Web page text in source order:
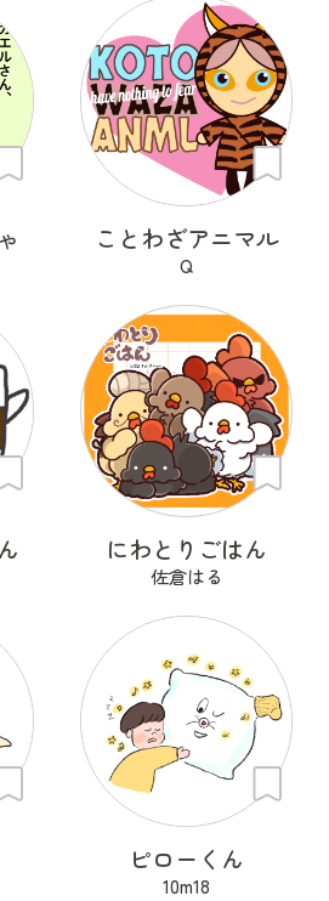
ことわざアニマル
Q
にわとりごはん
佐倉はる
ピローくん
10m18